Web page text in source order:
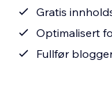
Gratis
Optimalisert
Fullfør